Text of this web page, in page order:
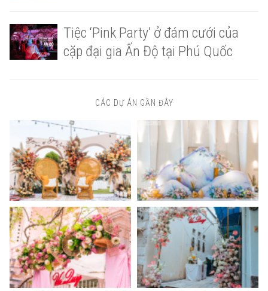
Tiệc ‘Pink Party’ ở đám cưới của
cặp đại gia Ấn Độ tại Phú Quốc
CÁC DỰ ÁN GẦN ĐÂY